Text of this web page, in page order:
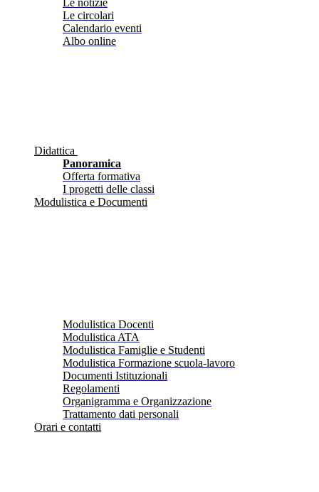
Le notizie
Le circolari
Calendario eventi
Albo online
Didattica
Panoramica
Offerta formativa
I progetti delle classi
Modulistica e Documenti
Modulistica Docenti
Modulistica ATA
Modulistica Famiglie e Studenti
Modulistica Formazione scuola-lavoro
Documenti Istituzionali
Regolamenti
Organigramma e Organizzazione
Trattamento dati personali
Orari e contatti